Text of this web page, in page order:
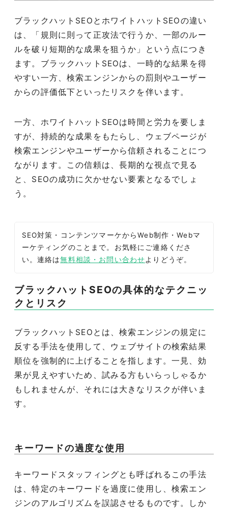
ブラックハットSEOとホワイトハットSEOの違い
は、「規則に則って正攻法で行うか、一部のルー
ルを破り短期的な成果を狙うか」という点につき
ます。ブラックハットSEOは、一時的な結果を得
やすい一方、検索エンジンからの罰則やユーザー
からの評価低下といったリスクを伴います。
一方、ホワイトハットSEOは時間と労力を要しま
すが、持続的な成果をもたらし、ウェブページが
検索エンジンやユーザーから信頼されることにつ
ながります。この信頼は、長期的な視点で見る
と、SEOの成功に欠かせない要素となるでしょ
う。
SEO対策・コンテンツマーケからWeb制作・Webマ
ーケティングのことまで。お気軽にご連絡くださ
い。連絡は無料相談・お問い合わせよりどうぞ。
ブラックハットSEOの具体的なテクニッ
クとリスク
ブラックハットSEOとは、検索エンジンの規定に
反する手法を使用して、ウェブサイトの検索結果
順位を強制的に上げることを指します。一見、効
果が見えやすいため、試みる方もいらっしゃるか
もしれませんが、それには大きなリスクが伴いま
す。
キーワードの過度な使用
キーワードスタッフィングとも呼ばれるこの手法
は、特定のキーワードを過度に使用し、検索エン
ジンのアルゴリズムを誤認させるものです。しか